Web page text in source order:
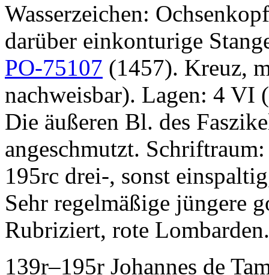
Wasserzeichen:
darüber einkonturige
PO-75107 (1457). Kreuz,
nachweisbar). Lagen: 4 VI
Die äußeren Bl. des
angeschmutzt.
195rc drei-, sonst
Sehr regelmäßige jüngere
Rubriziert, rote Lombarden.
139r–195r Johannes de